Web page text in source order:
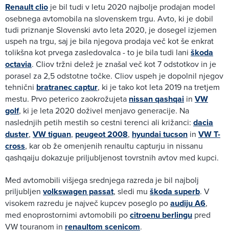
Renault clio je bil tudi v letu 2020 najbolje prodajan model
osebnega avtomobila na slovenskem trgu. Avto, ki je dobil
tudi priznanje Slovenski avto leta 2020, je dosegel izjemen
uspeh na trgu, saj je bila njegova prodaja več kot še enkrat
tolikšna kot prvega zasledovalca - to je bila tudi lani škoda
octavia. Cliov tržni delež je znašal več kot 7 odstotkov in je
porasel za 2,5 odstotne točke. Cliov uspeh je dopolnil njegov
tehnični bratranec captur, ki je tako kot leta 2019 na tretjem
mestu. Prvo peterico zaokrožujeta nissan qashqai in VW
golf, ki je leta 2020 doživel menjavo generacije. Na
naslednjih petih mestih so cestni terenci ali križanci: dacia
duster, VW tiguan, peugeot 2008, hyundai tucson in VW T-
cross, kar ob že omenjenih renaultu capturju in nissanu
qashqaiju dokazuje priljubljenost tovrstnih avtov med kupci.
Med avtomobili višjega srednjega razreda je bil najbolj
priljubljen volkswagen passat, sledi mu škoda superb. V
visokem razredu je največ kupcev poseglo poaudiju A6,
med enoprostornimi avtomobili pocitroenu berlingu pred
VW touranom in renaultom scenicom.